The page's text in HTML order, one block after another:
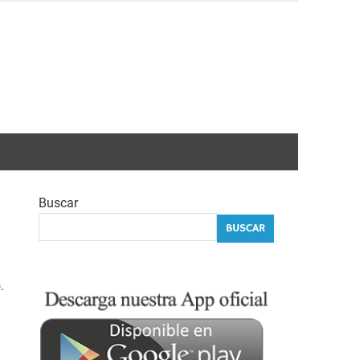
Buscar
BUSCAR